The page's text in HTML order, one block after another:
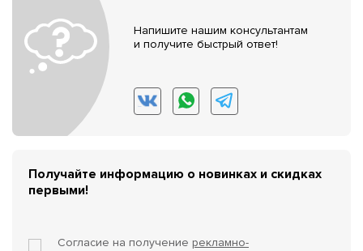
Напишите нашим консультантам
и получите быстрый ответ!
Получайте информацию о новинках и скидках
первыми!
Согласие на получение рекламно-